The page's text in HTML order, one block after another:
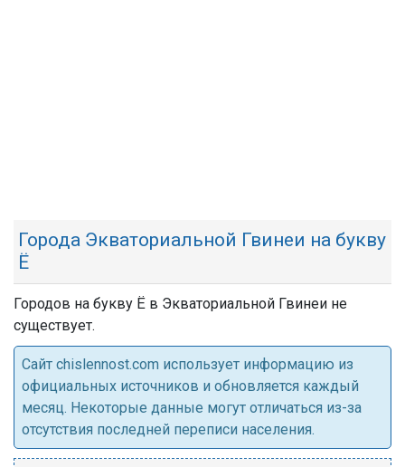
Города Экваториальной Гвинеи на букву
Ё
Городов на букву Ё в Экваториальной Гвинеи не
существует.
Cайт chislennost.com использует информацию из
официальных источников и обновляется каждый
месяц. Некоторые данные могут отличаться из-за
отсутствия последней переписи населения.